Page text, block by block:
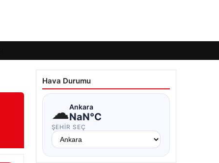
Hava Durumu
☁Ankara
NaN°C
ŞEHIR SEÇ